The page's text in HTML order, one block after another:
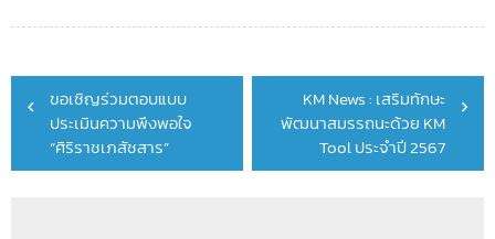
Post
navigation
ขอเชิญร่วมตอบแบบ
ประเมินความพึงพอใจ
“ศิริราชเภสัชสาร”
KM News : เสริมทักษะ
พัฒนาสมรรถนะด้วย KM
Tool ประจำปี 2567